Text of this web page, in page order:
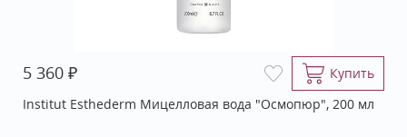
5 360 ₽
Купить
Institut Esthederm Мицелловая вода "Осмопюр", 200 мл